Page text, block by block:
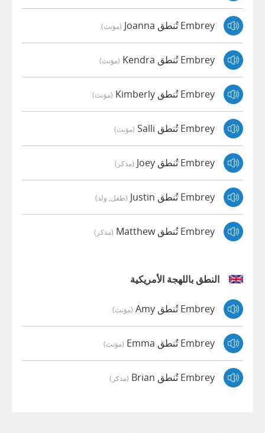
Embrey تُنطق Joanna (مؤنث)
Embrey تُنطق Kendra (مؤنث)
Embrey تُنطق Kimberly (مؤنث)
Embrey تُنطق Salli (مؤنث)
Embrey تُنطق Joey (مذكر)
Embrey تُنطق Justin (طفل, ولد)
Embrey تُنطق Matthew (مذكر)
النطق باللهجة الأمريكية
Embrey تُنطق Amy (مؤنث)
Embrey تُنطق Emma (مؤنث)
Embrey تُنطق Brian (مذكر)